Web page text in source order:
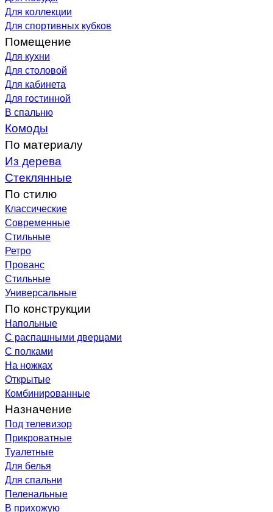
Для коллекции
Для спортивных кубков
Помещение
Для кухни
Для столовой
Для кабинета
Для гостинной
В спальню
Комоды
По материалу
Из дерева
Стеклянные
По стилю
Классические
Современные
Стильные
Ретро
Прованс
Стильные
Универсальные
По конструкции
Напольные
С распашными дверцами
С полками
На ножках
Открытые
Комбинированные
Назначение
Под телевизор
Прикроватные
Туалетные
Для белья
Для спальни
Пеленальные
В прихожую